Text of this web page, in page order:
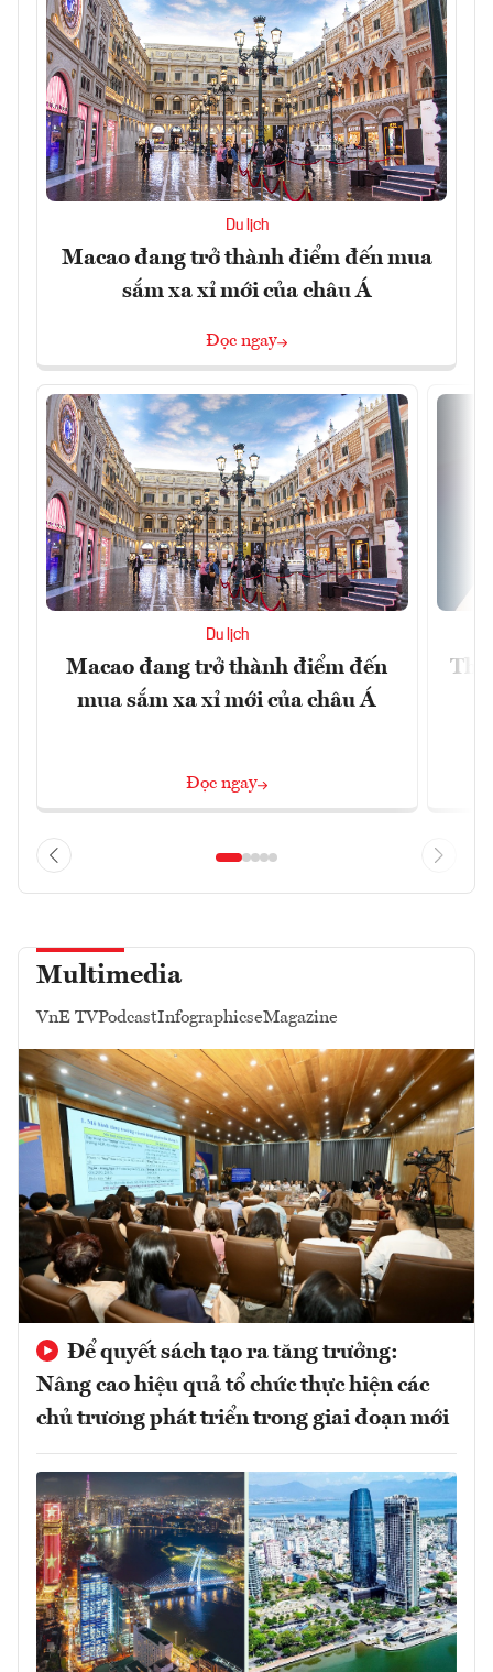
Du lịch
Macao đang trở thành điểm đến mua
sắm xa xỉ mới của châu Á
Đọc ngay
Du lịch
Macao đang trở thành điểm đến
mua sắm xa xỉ mới của châu Á
Đọc ngay
Thị
Multimedia
VnE TVPodcastInfographicseMagazine
Để quyết sách tạo ra tăng trưởng:
Nâng cao hiệu quả tổ chức thực hiện các
chủ trương phát triển trong giai đoạn mới